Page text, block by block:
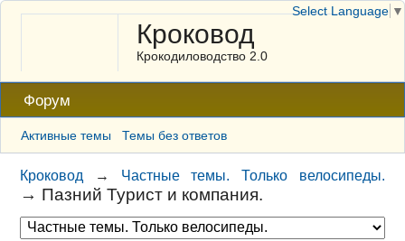
Кроковод
Крокодиловодство 2.0
Форум
Активные темы Темы без ответов
Кроковод → Частные темы. Только велосипеды.
→ Пазний Турист и компания.
Select Language ▼